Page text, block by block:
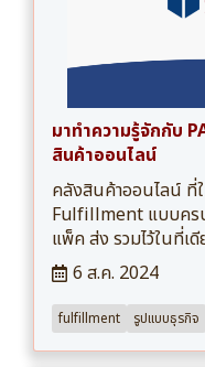
มาทำความรู้จักกับ
สินค้าออนไลน์
คลังสินค้าออนไลน์ ที่
Fulfillment แบบคร
แพ็ค ส่ง รวมไว้ในที่เดี
6 ส.ค. 2024
fulfillment รูปแบบธุรกิจ